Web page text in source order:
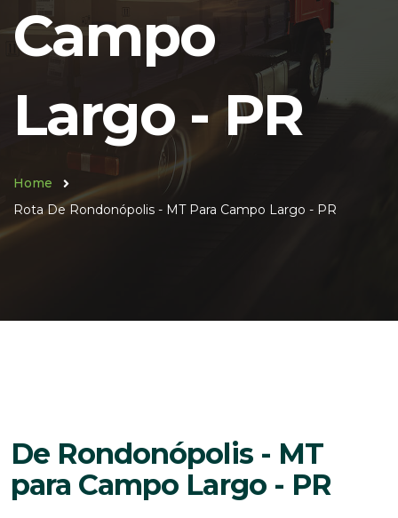
Campo
Largo - PR
Home
Rota De Rondonópolis - MT Para Campo Largo - PR
De Rondonópolis - MT
para Campo Largo - PR